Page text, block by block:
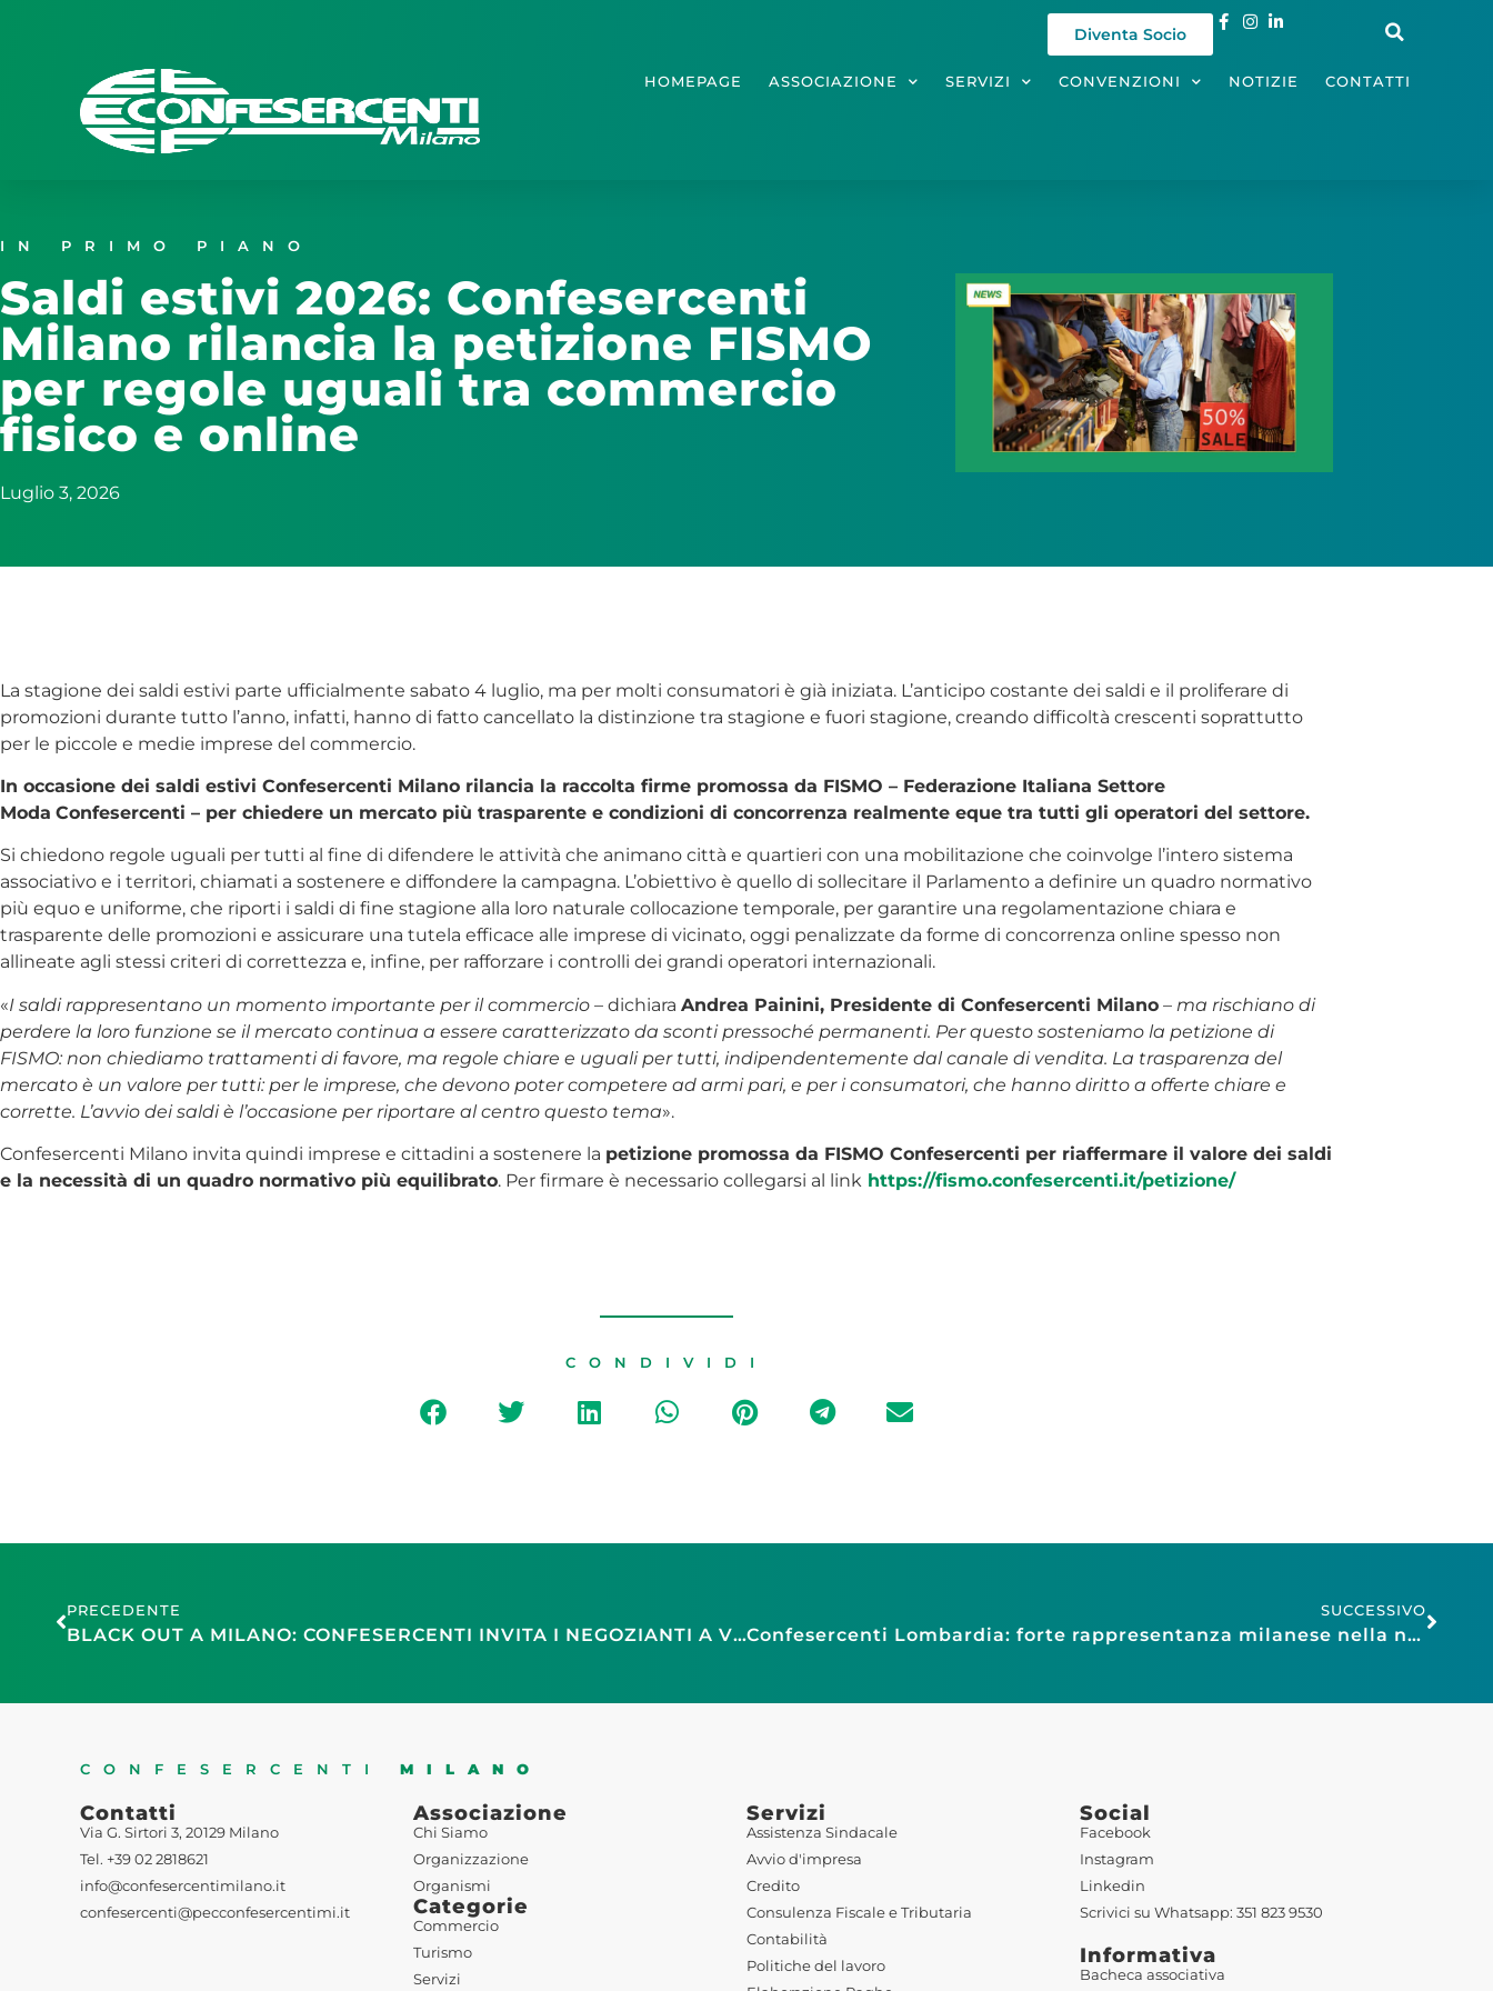
Diventa Socio
HOMEPAGE ASSOCIAZIONE SERVIZI CONVENZIONI NOTIZIE CONTATTI
IN PRIMO PIANO
Saldi estivi 2026: Confesercenti
Milano rilancia la petizione FISMO
per regole uguali tra commercio
fisico e online
Luglio 3, 2026
La stagione dei saldi estivi parte ufficialmente sabato 4 luglio, ma per molti consumatori è già iniziata. L’anticipo costante dei saldi e il proliferare di
promozioni durante tutto l’anno, infatti, hanno di fatto cancellato la distinzione tra stagione e fuori stagione, creando difficoltà crescenti soprattutto
per le piccole e medie imprese del commercio.
In occasione dei saldi estivi Confesercenti Milano rilancia la raccolta firme promossa da FISMO – Federazione Italiana Settore
Moda Confesercenti – per chiedere un mercato più trasparente e condizioni di concorrenza realmente eque tra tutti gli operatori del settore.
Si chiedono regole uguali per tutti al fine di difendere le attività che animano città e quartieri con una mobilitazione che coinvolge l’intero sistema
associativo e i territori, chiamati a sostenere e diffondere la campagna. L’obiettivo è quello di sollecitare il Parlamento a definire un quadro normativo
più equo e uniforme, che riporti i saldi di fine stagione alla loro naturale collocazione temporale, per garantire una regolamentazione chiara e
trasparente delle promozioni e assicurare una tutela efficace alle imprese di vicinato, oggi penalizzate da forme di concorrenza online spesso non
allineate agli stessi criteri di correttezza e, infine, per rafforzare i controlli dei grandi operatori internazionali.
«I saldi rappresentano un momento importante per il commercio – dichiara Andrea Painini, Presidente di Confesercenti Milano – ma rischiano di
perdere la loro funzione se il mercato continua a essere caratterizzato da sconti pressoché permanenti. Per questo sosteniamo la petizione di
FISMO: non chiediamo trattamenti di favore, ma regole chiare e uguali per tutti, indipendentemente dal canale di vendita. La trasparenza del
mercato è un valore per tutti: per le imprese, che devono poter competere ad armi pari, e per i consumatori, che hanno diritto a offerte chiare e
corrette. L’avvio dei saldi è l’occasione per riportare al centro questo tema».
Confesercenti Milano invita quindi imprese e cittadini a sostenere la petizione promossa da FISMO Confesercenti per riaffermare il valore dei saldi
e la necessità di un quadro normativo più equilibrato. Per firmare è necessario collegarsi al link https://fismo.confesercenti.it/petizione/
CONDIVIDI
PRECEDENTE
BLACK OUT A MILANO: CONFESERCENTI INVITA I NEGOZIANTI A VERIFICARE I DANNI E ATTIVARE LE PROCEDURE DI RISARCIMENTO
SUCCESSIVO
Confesercenti Lombardia: forte rappresentanza milanese nella nuova Giunta regionale. Andrea Painini confermato vicepresidente per il terzo mandato, Franco Sacco entra in Giunta
CONFESERCENTI MILANO
Contatti
Via G. Sirtori 3, 20129 Milano
Tel. +39 02 2818621
info@confesercentimilano.it
confesercenti@pecconfesercentimi.it
Associazione
Chi Siamo
Organizzazione
Organismi
Categorie
Commercio
Turismo
Servizi
Servizi
Assistenza Sindacale
Avvio d'impresa
Credito
Consulenza Fiscale e Tributaria
Contabilità
Politiche del lavoro
Social
Facebook
Instagram
Linkedin
Scrivici su Whatsapp: 351 823 9530
Informativa
Bacheca associativa